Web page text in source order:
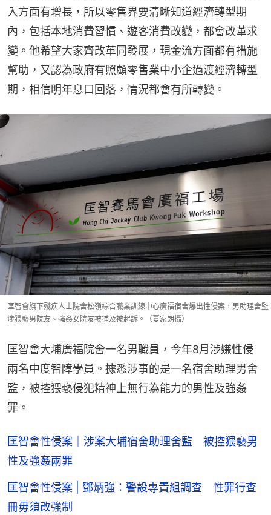
入方面有增長，所以零售界要清晰知道經濟轉型期
內，包括本地消費習慣、遊客消費改變，都會改革求
變。他希望大家齊改革同發展，現金流方面都有措施
幫助，又認為政府有照顧零售業中小企過渡經濟轉型
期，相信明年息口回落，情況都會有所轉變。
匡智會旗下殘疾人士院舍松嶺綜合職業訓練中心廣福宿舍爆出性侵案，男助理舍監
涉猥褻男院友、強姦女院友被捕及被起訴。（夏家朗攝）
匡智會大埔廣福院舍一名男職員，今年8月涉嫌性侵
兩名中度智障學員。據悉涉事的是一名宿舍助理男舍
監，被控猥褻侵犯精神上無行為能力的男性及強姦
罪。
匡智會性侵案｜涉案大埔宿舍助理舍監 被控猥褻男
性及強姦兩罪
匡智會性侵案 | 鄧炳強：警設專責組調查 性罪行查
冊毋須改強制